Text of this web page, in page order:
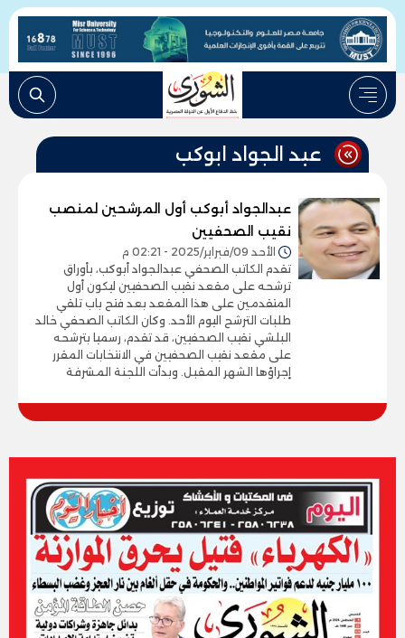
عبد الجواد ابوكب
عبدالجواد أبوكب أول المرشحين لمنصب
نقيب الصحفيين
الأحد 09/فبراير/2025 - 02:21 م
تقدم الكاتب الصحفي عبدالجواد أبوكب، بأوراق
ترشحه على مقعد نقيب الصحفيين ليكون أول
المتقدمين على هذا المقعد بعد فتح باب تلقي
طلبات الترشح اليوم الأحد. وكان الكاتب الصحفي خالد
البلشي نقيب الصحفيين، قد تقدم، رسميا بترشحه
على مقعد نقيب الصحفيين في الانتخابات المقرر
إجراؤها الشهر المقبل. وبدأت اللجنة المشرفة